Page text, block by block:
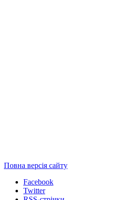
Повна версія сайту
Facebook
Twitter